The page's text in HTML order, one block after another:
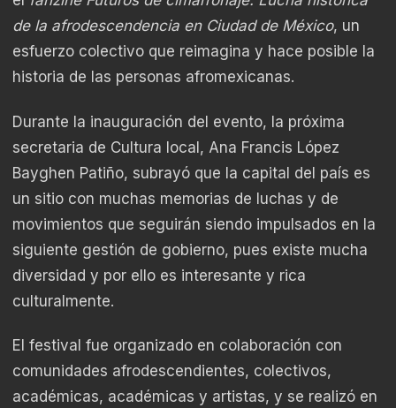
de la afrodescendencia en Ciudad de México, un
esfuerzo colectivo que reimagina y hace posible la
historia de las personas afromexicanas.
Durante la inauguración del evento, la próxima
secretaria de Cultura local, Ana Francis López
Bayghen Patiño, subrayó que la capital del país es
un sitio con muchas memorias de luchas y de
movimientos que seguirán siendo impulsados en la
siguiente gestión de gobierno, pues existe mucha
diversidad y por ello es interesante y rica
culturalmente.
El festival fue organizado en colaboración con
comunidades afrodescendientes, colectivos,
académicas, académicas y artistas, y se realizó en